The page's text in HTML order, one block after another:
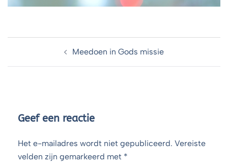
Meedoen in Gods missie
Geef een reactie
Het e-mailadres wordt niet gepubliceerd. Vereiste
velden zijn gemarkeerd met *